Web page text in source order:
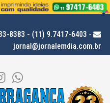
8383 - (11) 9.7417-6403 -
jornal@jornalemdia.com.br